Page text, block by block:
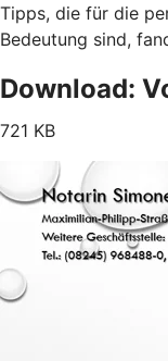
Tipps, die für die
Bedeutung sind,
Download:
721 KB